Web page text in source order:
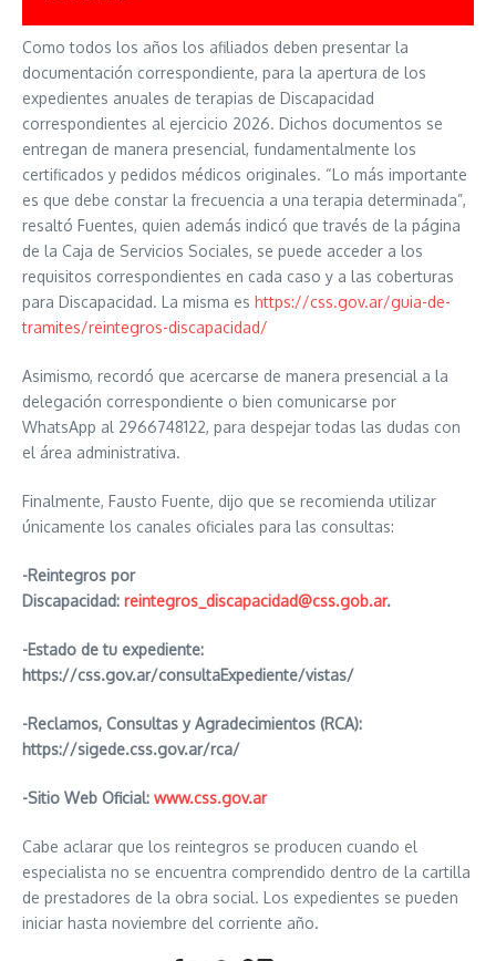
Como todos los años los afiliados deben presentar la
documentación correspondiente, para la apertura de los
expedientes anuales de terapias de Discapacidad
correspondientes al ejercicio 2026. Dichos documentos se
entregan de manera presencial, fundamentalmente los
certificados y pedidos médicos originales. “Lo más importante
es que debe constar la frecuencia a una terapia determinada”,
resaltó Fuentes, quien además indicó que través de la página
de la Caja de Servicios Sociales, se puede acceder a los
requisitos correspondientes en cada caso y a las coberturas
para Discapacidad. La misma es https://css.gov.ar/guia-de-
tramites/reintegros-discapacidad/
Asimismo, recordó que acercarse de manera presencial a la
delegación correspondiente o bien comunicarse por
WhatsApp al 2966748122, para despejar todas las dudas con
el área administrativa.
Finalmente, Fausto Fuente, dijo que se recomienda utilizar
únicamente los canales oficiales para las consultas:
-Reintegros por
Discapacidad: reintegros_discapacidad@css.gob.ar.
-Estado de tu expediente:
https://css.gov.ar/consultaExpediente/vistas/
-Reclamos, Consultas y Agradecimientos (RCA):
https://sigede.css.gov.ar/rca/
-Sitio Web Oficial: www.css.gov.ar
Cabe aclarar que los reintegros se producen cuando el
especialista no se encuentra comprendido dentro de la cartilla
de prestadores de la obra social. Los expedientes se pueden
iniciar hasta noviembre del corriente año.